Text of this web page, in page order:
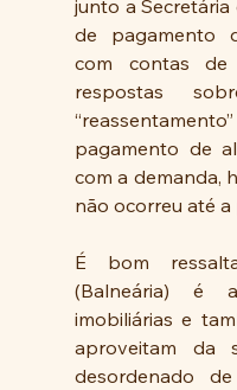
junto a
de pagamento
com contas de
respostas
pagamento de
com a demanda,
não ocorreu até
É bom
(Balneária) é
imobiliárias e
aproveitam da
desordenado